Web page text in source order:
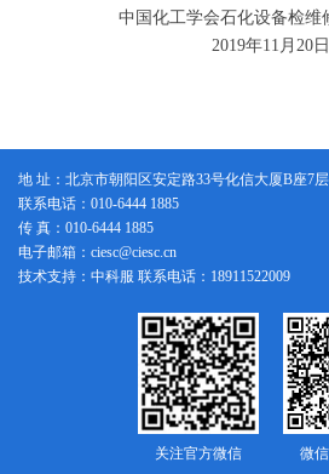
中国化工学会石化设备检维
2019年11月20日
地 址：北京市朝阳区安定路33号化信大厦B座7层
联系电话：010-6444 1885
传 真：010-6444 1885
电子邮箱：ciesc@ciesc.cn
技术支持：中科服 联系电话：18911522009
关注官方微信 微